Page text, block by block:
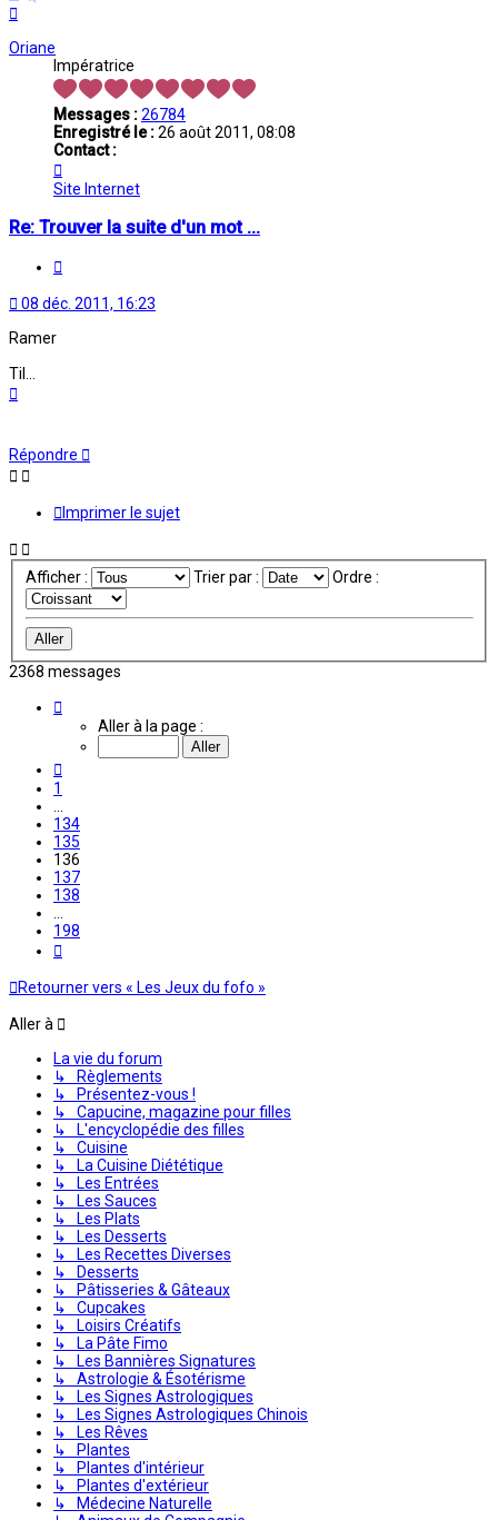
Oriane
Impératrice
Messages :26784
Enregistré le :26 août 2011, 08:08
Contact :
Oriane
Site Internet
Re: Trouver la suite d'un mot ...
08 déc. 2011, 16:23
Ramer
Til...
Répondre
Imprimer le sujet
Afficher : Trier par : Ordre :
2368 messages
136
Aller à la page :
1
134
135
136
137
138
198
Retourner vers « Les Jeux du fofo »
Aller à
La vie du forum
↳ Règlements
↳ Présentez-vous !
↳ Capucine, magazine pour filles
↳ L'encyclopédie des filles
↳ Cuisine
↳ La Cuisine Diététique
↳ Les Entrées
↳ Les Sauces
↳ Les Plats
↳ Les Desserts
↳ Les Recettes Diverses
↳ Desserts
↳ Pâtisseries & Gâteaux
↳ Cupcakes
↳ Loisirs Créatifs
↳ La Pâte Fimo
↳ Les Bannières Signatures
↳ Astrologie & Ésotérisme
↳ Les Signes Astrologiques
↳ Les Signes Astrologiques Chinois
↳ Les Rêves
↳ Plantes
↳ Plantes d'intérieur
↳ Plantes d'extérieur
↳ Médecine Naturelle